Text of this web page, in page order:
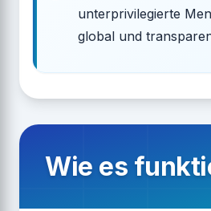
unterprivilegierte
global und
Wie es